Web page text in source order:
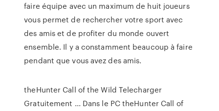
faire équipe avec un maximum de huit joueurs
vous permet de rechercher votre sport avec
des amis et de profiter du monde ouvert
ensemble. Il y a constamment beaucoup à faire
pendant que vous avez des amis.
theHunter Call of the Wild Telecharger
Gratuitement ... Dans le PC theHunter Call of